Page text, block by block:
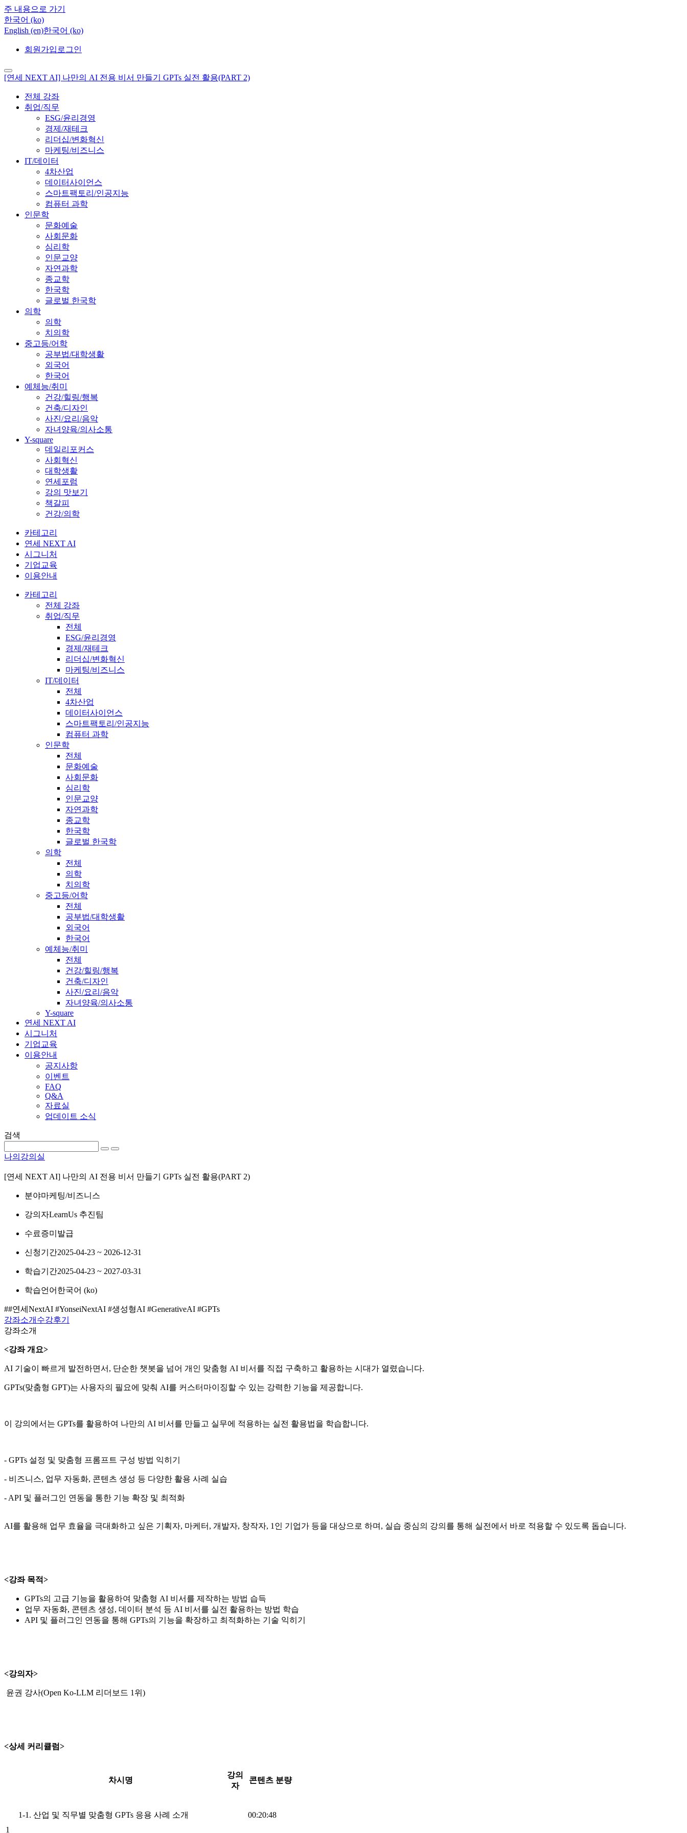
주 내용으로 가기
한국어 ‎(ko)‎
English ‎(en)‎한국어 ‎(ko)‎
회원가입 로그인
[연세 NEXT AI] 나만의 AI 전용 비서 만들기 GPTs 실전 활용(PART 2)
전체 강좌
취업/직무
ESG/윤리경영
경제/재테크
리더십/변화혁신
마케팅/비즈니스
IT/데이터
4차산업
데이터사이언스
스마트팩토리/인공지능
컴퓨터 과학
인문학
문화예술
사회문화
심리학
인문교양
자연과학
종교학
한국학
글로벌 한국학
의학
의학
치의학
중고등/어학
공부법/대학생활
외국어
한국어
예체능/취미
건강/힐링/행복
건축/디자인
사진/요리/음악
자녀양육/의사소통
Y-square
데일리포커스
사회혁신
대학생활
연세포럼
강의 맛보기
책갈피
건강/의학
카테고리
연세 NEXT AI
시그니처
기업교육
이용안내
카테고리
전체 강좌
취업/직무
전체
ESG/윤리경영
경제/재테크
리더십/변화혁신
마케팅/비즈니스
IT/데이터
전체
4차산업
데이터사이언스
스마트팩토리/인공지능
컴퓨터 과학
인문학
전체
문화예술
사회문화
심리학
인문교양
자연과학
종교학
한국학
글로벌 한국학
의학
전체
의학
치의학
중고등/어학
전체
공부법/대학생활
외국어
한국어
예체능/취미
전체
건강/힐링/행복
건축/디자인
사진/요리/음악
자녀양육/의사소통
Y-square
연세 NEXT AI
시그니처
기업교육
이용안내
공지사항
이벤트
FAQ
Q&A
자료실
업데이트 소식
검색
나의강의실
[연세 NEXT AI] 나만의 AI 전용 비서 만들기 GPTs 실전 활용(PART 2)
분야마케팅/비즈니스
강의자LearnUs 추진팀
수료증미발급
신청기간2025-04-23 ~ 2026-12-31
학습기간2025-04-23 ~ 2027-03-31
학습언어 한국어 ‎(ko)‎
##연세NextAI #YonseiNextAI #생성형AI #GenerativeAI #GPTs
강좌소개 수강후기
강좌소개
<강좌 개요>
AI 기술이 빠르게 발전하면서, 단순한 챗봇을 넘어 개인 맞춤형 AI 비서를 직접 구축하고 활용하는 시대가 열렸습니다.
GPTs(맞춤형 GPT)는 사용자의 필요에 맞춰 AI를 커스터마이징할 수 있는 강력한 기능을 제공합니다.
이 강의에서는 GPTs를 활용하여 나만의 AI 비서를 만들고 실무에 적용하는 실전 활용법을 학습합니다.
- GPTs 설정 및 맞춤형 프롬프트 구성 방법 익히기
- 비즈니스, 업무 자동화, 콘텐츠 생성 등 다양한 활용 사례 실습
- API 및 플러그인 연동을 통한 기능 확장 및 최적화
AI를 활용해 업무 효율을 극대화하고 싶은 기획자, 마케터, 개발자, 창작자, 1인 기업가 등을 대상으로 하며, 실습 중심의 강의를 통해 실전에서 바로 적용할 수 있도록 돕습니다.
<강좌 목적>
GPTs의 고급 기능을 활용하여 맞춤형 AI 비서를 제작하는 방법 습득
업무 자동화, 콘텐츠 생성, 데이터 분석 등 AI 비서를 실전 활용하는 방법 학습
API 및 플러그인 연동을 통해 GPTs의 기능을 확장하고 최적화하는 기술 익히기
<강의자>
윤권 강사(Open Ko-LLM 리더보드 1위)
<상세 커리큘럼>
차시명
강의
자
콘텐츠 분량
1
1-1. 산업 및 직무별 맞춤형 GPTs 응용 사례 소개 00:20:48